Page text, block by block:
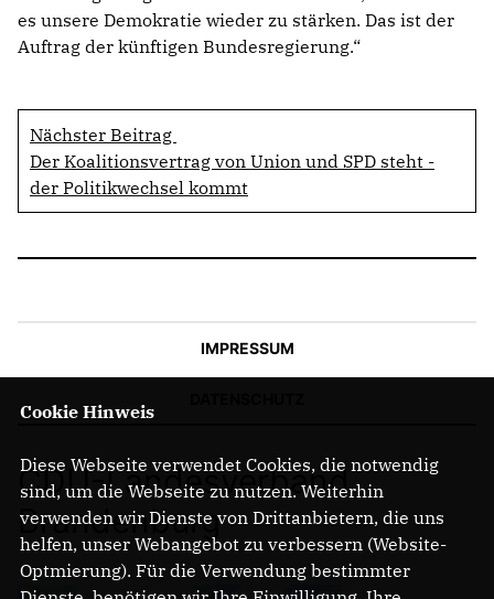
es unsere Demokratie wieder zu stärken. Das ist der
Auftrag der künftigen Bundesregierung.“
Nächster Beitrag
Der Koalitionsvertrag von Union und SPD steht -
der Politikwechsel kommt
IMPRESSUM
CDU-Landesverband
Brandenburg
Cookie Hinweis
Diese Webseite verwendet Cookies, die notwendig
sind, um die Webseite zu nutzen. Weiterhin
verwenden wir Dienste von Drittanbietern, die uns
helfen, unser Webangebot zu verbessern (Website-
Optmierung). Für die Verwendung bestimmter